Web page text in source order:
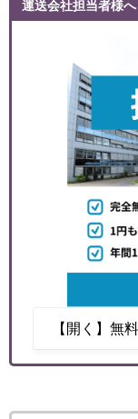
運送会社担当者様へ
【開く】無